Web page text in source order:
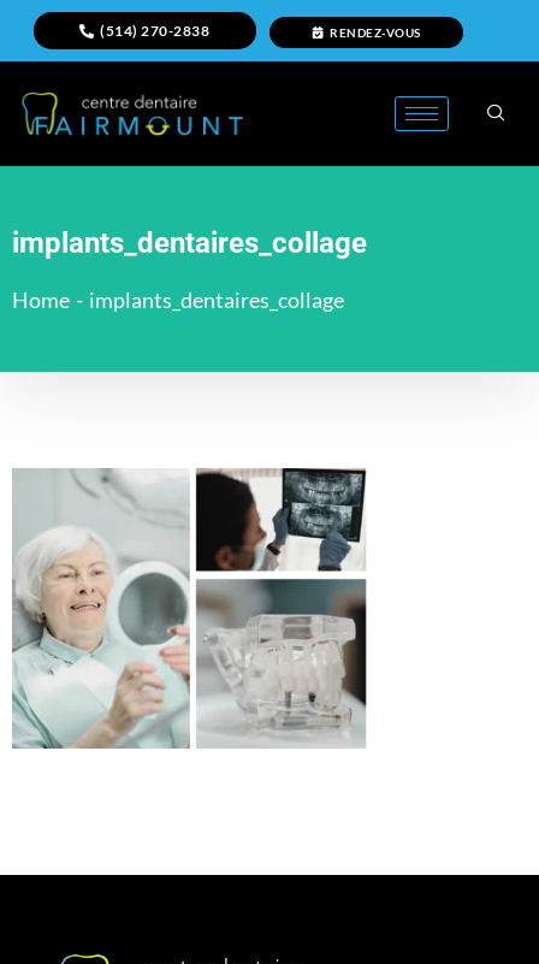
(514) 270-2838 RENDEZ-VOUS
implants_dentaires_collage
Home - implants_dentaires_collage